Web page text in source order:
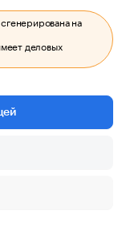
на
деловых